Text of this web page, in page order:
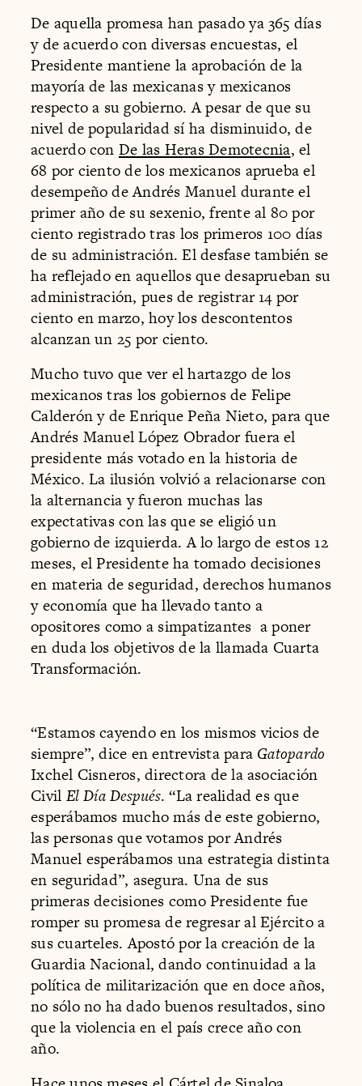
De aquella promesa han pasado ya 365 días
y de acuerdo con diversas encuestas, el
Presidente mantiene la aprobación de la
mayoría de las mexicanas y mexicanos
respecto a su gobierno. A pesar de que su
nivel de popularidad sí ha disminuido, de
acuerdo con De las Heras Demotecnia, el
68 por ciento de los mexicanos aprueba el
desempeño de Andrés Manuel durante el
primer año de su sexenio, frente al 80 por
ciento registrado tras los primeros 100 días
de su administración. El desfase también se
ha reflejado en aquellos que desaprueban su
administración, pues de registrar 14 por
ciento en marzo, hoy los descontentos
alcanzan un 25 por ciento.
Mucho tuvo que ver el hartazgo de los
mexicanos tras los gobiernos de Felipe
Calderón y de Enrique Peña Nieto, para que
Andrés Manuel López Obrador fuera el
presidente más votado en la historia de
México. La ilusión volvió a relacionarse con
la alternancia y fueron muchas las
expectativas con las que se eligió un
gobierno de izquierda. A lo largo de estos 12
meses, el Presidente ha tomado decisiones
en materia de seguridad, derechos humanos
y economía que ha llevado tanto a
opositores como a simpatizantes a poner
en duda los objetivos de la llamada Cuarta
Transformación.
“Estamos cayendo en los mismos vicios de
siempre”, dice en entrevista para Gatopardo
Ixchel Cisneros, directora de la asociación
Civil El Día Después. “La realidad es que
esperábamos mucho más de este gobierno,
las personas que votamos por Andrés
Manuel esperábamos una estrategia distinta
en seguridad”, asegura. Una de sus
primeras decisiones como Presidente fue
romper su promesa de regresar al Ejército a
sus cuarteles. Apostó por la creación de la
Guardia Nacional, dando continuidad a la
política de militarización que en doce años,
no sólo no ha dado buenos resultados, sino
que la violencia en el país crece año con
año.